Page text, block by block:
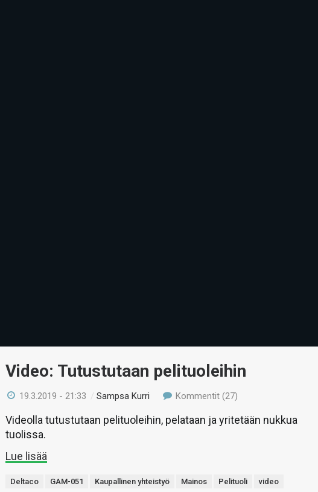
Video: Tutustutaan pelituoleihin
19.3.2019 - 21:33 /Sampsa Kurri Kommentit (27)
Videolla tutustutaan pelituoleihin, pelataan ja yritetään nukkua
tuolissa.
Lue lisää
Deltaco GAM-051 Kaupallinen yhteistyö Mainos Pelituoli video